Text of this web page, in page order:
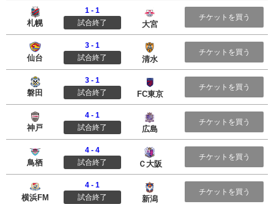
北海道コンサドーレ札幌
札幌
1 - 1
試合終了
大宮
チケットを買う
ベガルタ仙台
仙台
3 - 1
試合終了
清水
チケットを買う
磐田
3 - 1
試合終了
FC東京
チケットを買う
ヴィッセル神戸
神戸
4 - 1
試合終了
広島
チケットを買う
サガン鳥栖
鳥栖
4 - 4
試合終了
Ｃ大阪
チケットを買う
横浜Ｆ・マリノス
横浜FM
4 - 1
試合終了
新潟
チケットを買う